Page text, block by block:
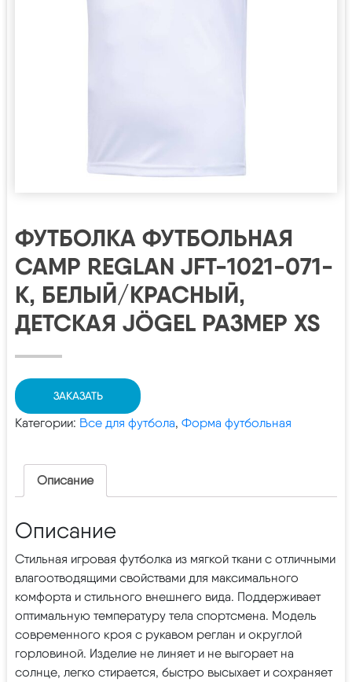
ФУТБОЛКА ФУТБОЛЬНАЯ
CAMP REGLAN JFT-1021-071-
K, БЕЛЫЙ/КРАСНЫЙ,
ДЕТСКАЯ JÖGEL РАЗМЕР XS
ЗАКАЗАТЬ
Категории: Все для футбола, Форма футбольная
Описание
Описание
Стильная игровая футболка из мягкой ткани с отличными
влагоотводящими свойствами для максимального
комфорта и стильного внешнего вида. Поддерживает
оптимальную температуру тела спортсмена. Модель
современного кроя с рукавом реглан и округлой
горловиной. Изделие не линяет и не выгорает на
солнце, легко стирается, быстро высыхает и сохраняет